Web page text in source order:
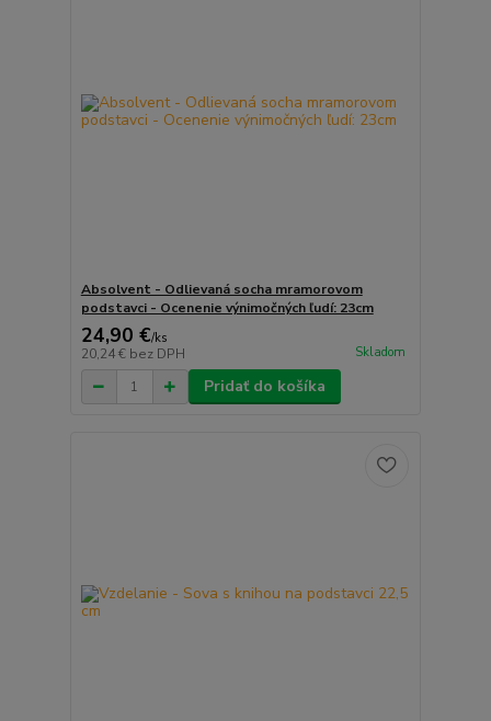
Absolvent - Odlievaná socha mramorovom
podstavci - Ocenenie výnimočných ľudí: 23cm
24,90 €/ks
20,24 € bez DPH Skladom
Pridať do košíka